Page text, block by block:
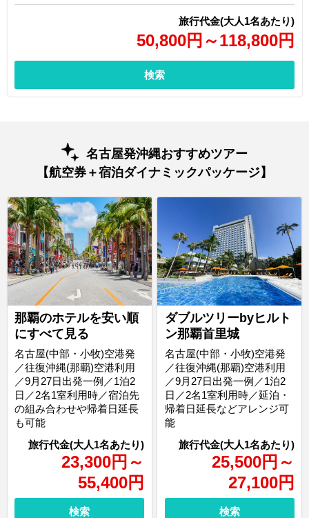
旅行代金(大人1名あたり)
50,800円～118,800円
検索
名古屋発沖縄おすすめツアー
【航空券＋宿泊ダイナミックパッケージ】
那覇のホテルを安い順
にすべて見る
23,300円 ～
55,400円
名古屋(中部・小牧)空港発
／往復沖縄(那覇)空港利用
／9月27日出発一例／1泊2
日／2名1室利用時／宿泊先
の組み合わせや帰着日延長
も可能
検索
ダブルツリーbyヒルト
ン那覇首里城
25,500円 ～
27,100円
名古屋(中部・小牧)空港発
／往復沖縄(那覇)空港利用
／9月27日出発一例／1泊2
日／2名1室利用時／延泊・
帰着日延長などアレンジ可
能
検索